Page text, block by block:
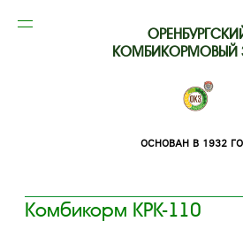
КОМБИКОРМОВЫЙ
ОСНОВАН В 1932
Комбикорм КРК-110